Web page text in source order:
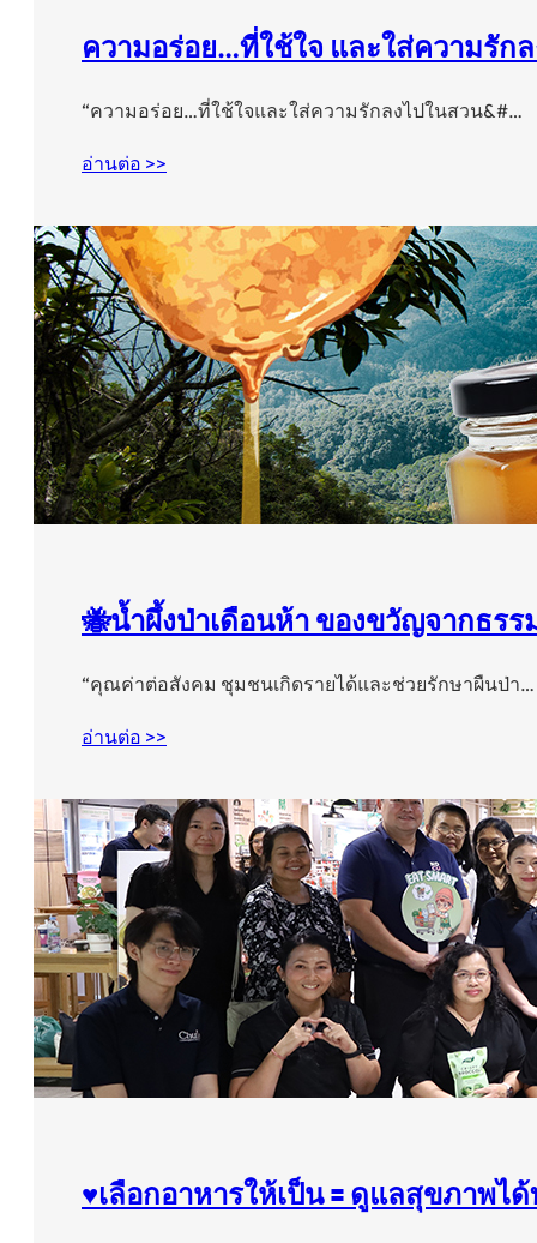
ความอร่อย…ที่ใช้ใจ และใส่ความรัก
“ความอร่อย…ที่ใช้ใจและใส่ความรักลงไปในสวน&#…
อ่านต่อ >>
🐝นํ้าผึ้งป่าเดือนห้า ของขวัญจากธร
“คุณค่าต่อสังคม ชุมชนเกิดรายได้และช่วยรักษาผืนป่า…
อ่านต่อ >>
♥️เลือกอาหารให้เป็น 🟰 ดูแลสุขภาพไ